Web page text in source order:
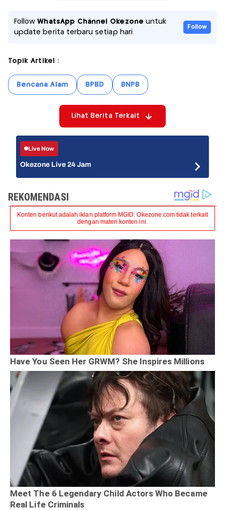
FollowWhatsApp Channel Okezone untuk
update berita terbaru setiap hari
Follow
Topik Artikel :
Bencana Alam BPBD BNPB
Lihat Berita Terkait
Live Now
Okezone Live 24 Jam